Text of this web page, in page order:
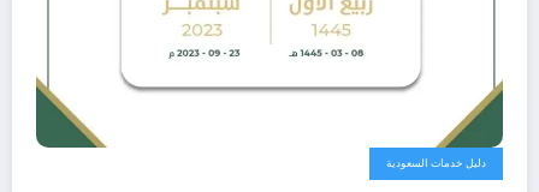
دليل خدمات السعودية